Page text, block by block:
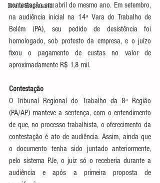
Direito Empresarial
contestação em abril do mesmo ano. Em setembro,
na audiência inicial na 14ª Vara do Trabalho de
Belém (PA), seu pedido de desistência foi
homologado, sob protesto da empresa, e o juízo
fixou o pagamento de custas no valor de
aproximadamente R$ 1,8 mil.
Contestação
O Tribunal Regional do Trabalho da 8ª Região
(PA/AP) manteve a sentença, com o entendimento
de que, no processo trabalhista, o oferecimento da
contestação é ato de audiência. Assim, ainda que
o documento tenha sido juntado anteriormente,
pelo sistema PJe, o juiz só o receberia durante a
audiência e após a primeira proposta de